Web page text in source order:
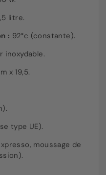
litre.
: 92°c (constante).
inoxydable.
x 19,5.
type UE).
moussage de